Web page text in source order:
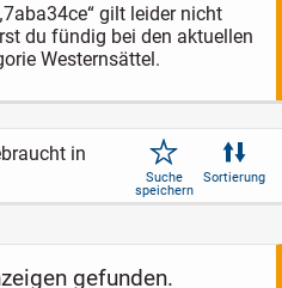
gilt leider nicht
du fündig bei den aktuellen
Westernsättel.
in
Suche
speichern
Sortierung
gefunden.